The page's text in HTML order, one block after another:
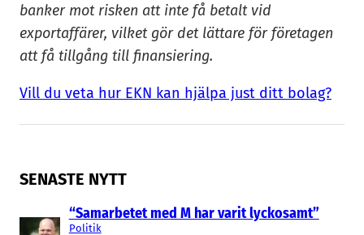
SENASTE NYTT
“Samarbetet med M har varit lyckosamt”
Politik
banker mot risken att inte få betalt vid
exportaffärer, vilket gör det lättare för företagen
att få tillgång till finansiering.
Vill du veta hur EKN kan hjälpa just ditt bolag?